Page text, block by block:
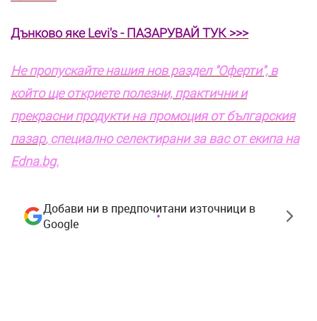
Дънково яке Levi's - ПАЗАРУВАЙ ТУК >>>
Не пропускайте нашия нов раздел "Оферти", в
който ще откриете полезни, практични и
прекрасни продукти на промоция от българския
пазар, специално селектирани за вас от екипа на
Edna.bg.
Добави ни в предпочитани източници в
Google